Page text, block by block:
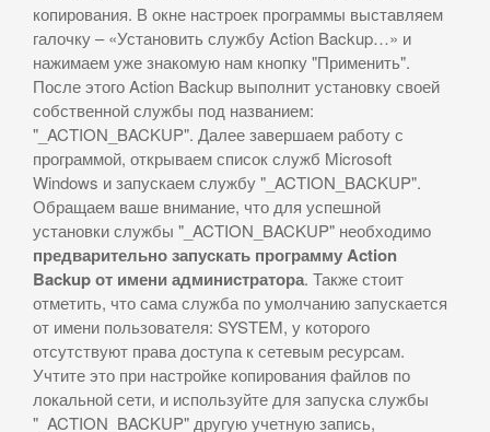
копирования. В окне настроек программы выставляем
галочку – «Установить службу Action Backup…» и
нажимаем уже знакомую нам кнопку "Применить".
После этого Action Backup выполнит установку своей
собственной службы под названием:
"_ACTION_BACKUP". Далее завершаем работу с
программой, открываем список служб Microsoft
Windows и запускаем службу "_ACTION_BACKUP".
Обращаем ваше внимание, что для успешной
установки службы "_ACTION_BACKUP" необходимо
предварительно запускать программу Action
Backup от имени администратора. Также стоит
отметить, что сама служба по умолчанию запускается
от имени пользователя: SYSTEM, у которого
отсутствуют права доступа к сетевым ресурсам.
Учтите это при настройке копирования файлов по
локальной сети, и используйте для запуска службы
"_ACTION_BACKUP" другую учетную запись,